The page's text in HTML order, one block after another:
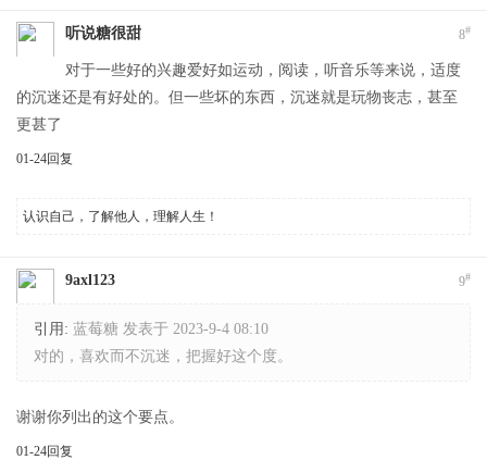
8#
听说糖很甜
对于一些好的兴趣爱好如运动，阅读，听音乐等来说，适度
的沉迷还是有好处的。但一些坏的东西，沉迷就是玩物丧志，甚至
更甚了
01-24回复
认识自己，了解他人，理解人生！
9#
9axl123
引用: 蓝莓糖 发表于 2023-9-4 08:10
对的，喜欢而不沉迷，把握好这个度。
谢谢你列出的这个要点。
01-24回复